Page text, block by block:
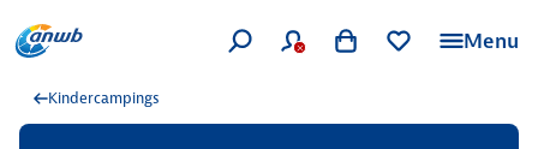
Menu
Kindercampings